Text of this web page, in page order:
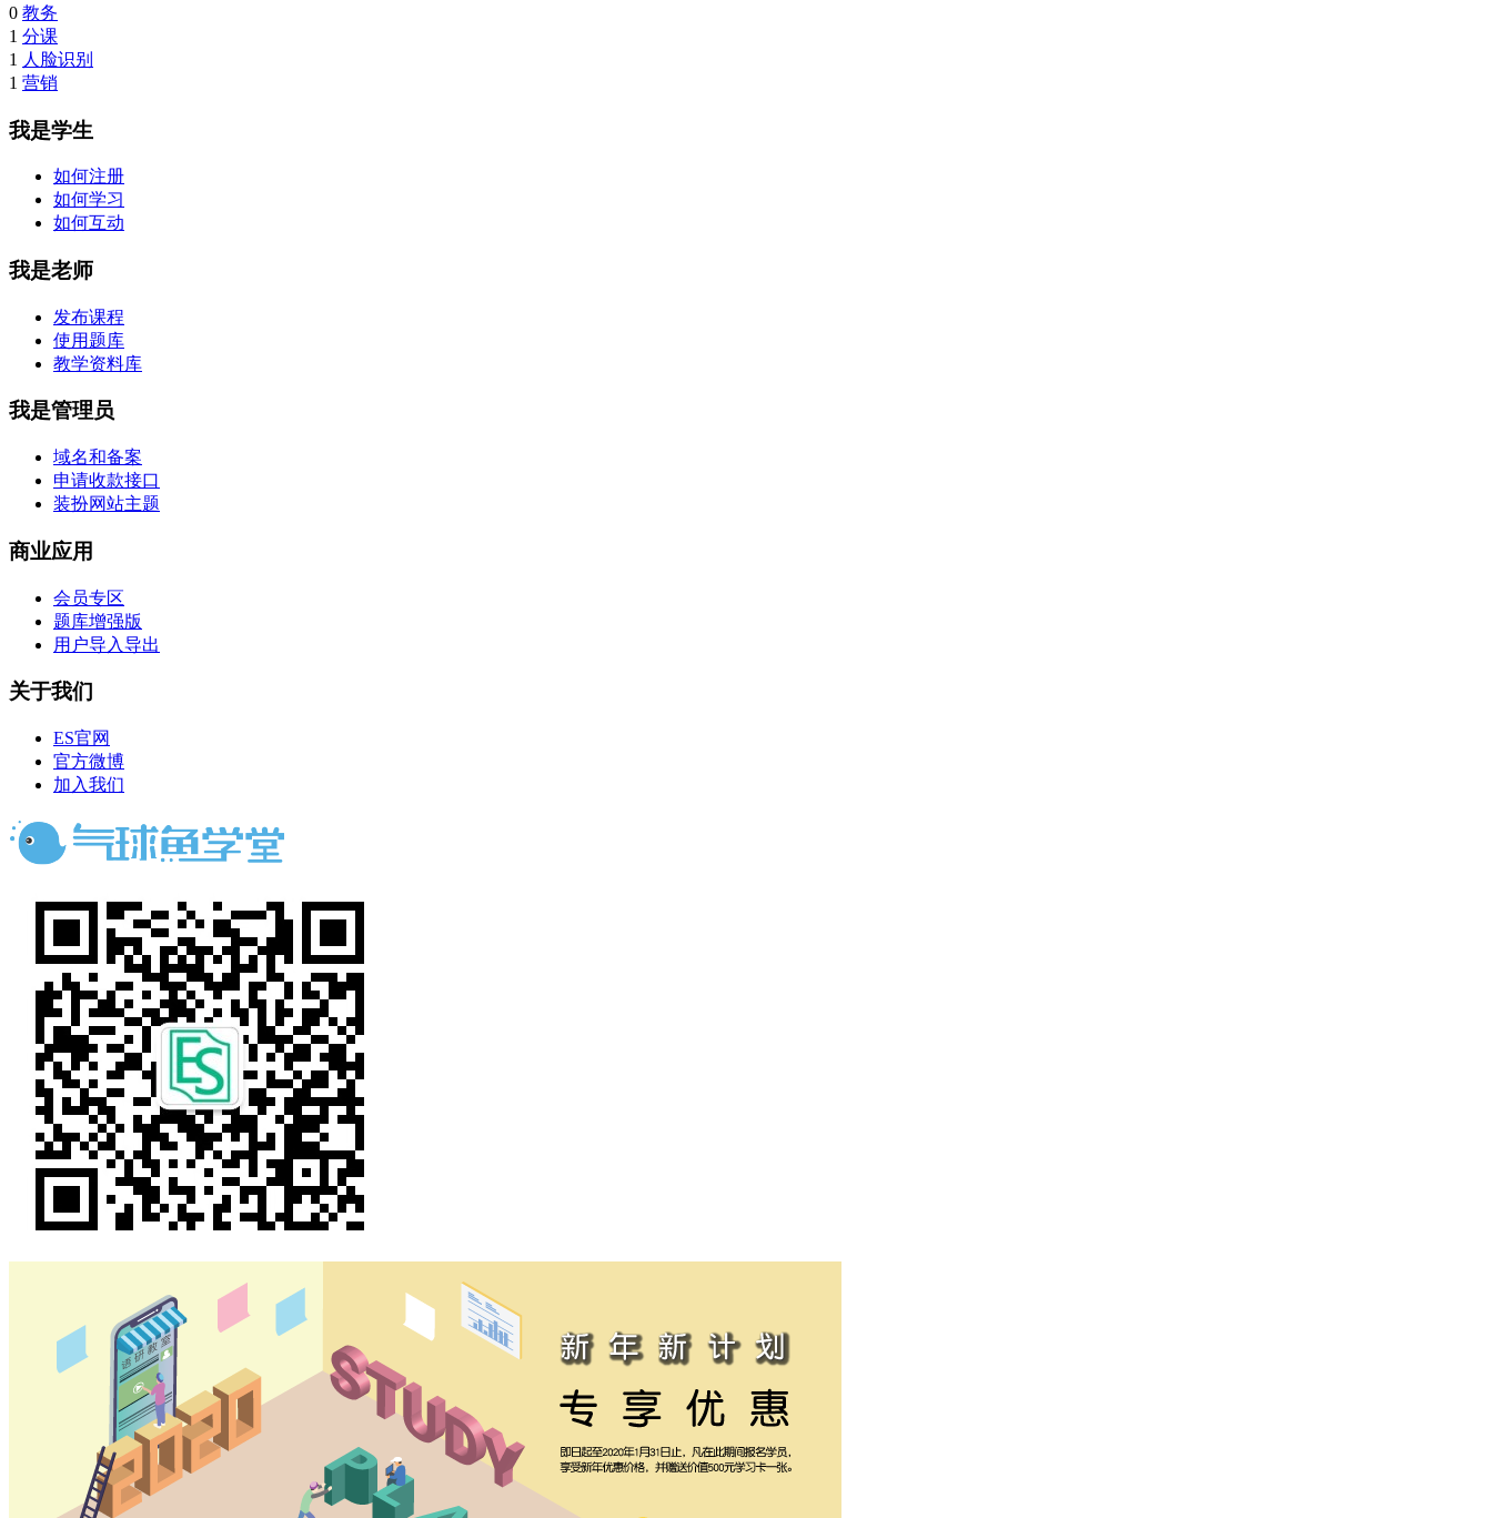
0 教务
1 分课
1 人脸识别
1 营销
我是学生
如何注册
如何学习
如何互动
我是老师
发布课程
使用题库
教学资料库
我是管理员
域名和备案
申请收款接口
装扮网站主题
商业应用
会员专区
题库增强版
用户导入导出
关于我们
ES官网
官方微博
加入我们